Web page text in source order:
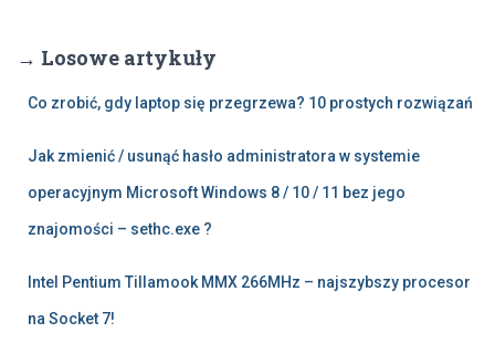
→ Losowe artykuły
Co zrobić, gdy laptop się przegrzewa? 10 prostych rozwiązań
Jak zmienić / usunąć hasło administratora w systemie
operacyjnym Microsoft Windows 8 / 10 / 11 bez jego
znajomości – sethc.exe ?
Intel Pentium Tillamook MMX 266MHz – najszybszy procesor
na Socket 7!